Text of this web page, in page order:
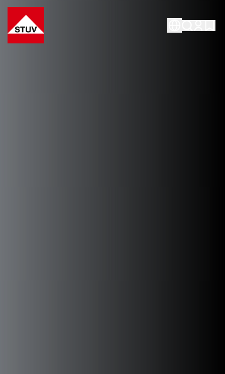
Go To the Homepage